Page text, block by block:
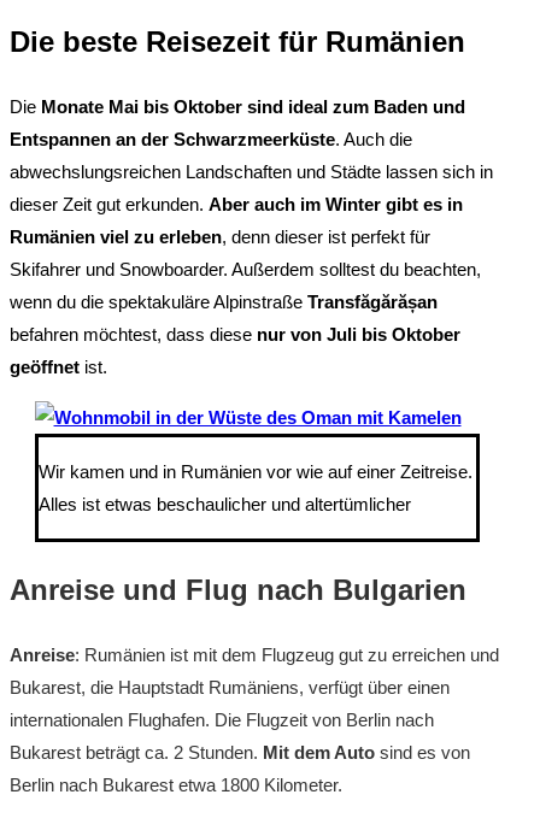
Die beste Reisezeit für Rumänien
Die Monate Mai bis Oktober sind ideal zum Baden und
Entspannen an der Schwarzmeerküste. Auch die
abwechslungsreichen Landschaften und Städte lassen sich in
dieser Zeit gut erkunden. Aber auch im Winter gibt es in
Rumänien viel zu erleben, denn dieser ist perfekt für
Skifahrer und Snowboarder. Außerdem solltest du beachten,
wenn du die spektakuläre Alpinstraße Transfăgărășan
befahren möchtest, dass diese nur von Juli bis Oktober
geöffnet ist.
Wir kamen und in Rumänien vor wie auf einer Zeitreise.
Alles ist etwas beschaulicher und altertümlicher
Anreise und Flug nach Bulgarien
Anreise: Rumänien ist mit dem Flugzeug gut zu erreichen und
Bukarest, die Hauptstadt Rumäniens, verfügt über einen
internationalen Flughafen. Die Flugzeit von Berlin nach
Bukarest beträgt ca. 2 Stunden. Mit dem Auto sind es von
Berlin nach Bukarest etwa 1800 Kilometer.